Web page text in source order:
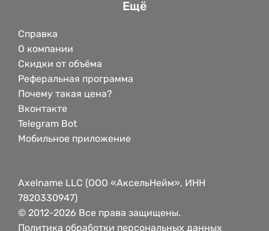
Ещё
Справка
О компании
Скидки от объёма
Реферальная программа
Почему такая цена?
Вконтакте
Telegram Bot
Мобильное приложение
Axelname LLC (ООО «АксельНейм», ИНН
7820330947)
© 2012-2026 Все права защищены.
Политика обработки персональных данных